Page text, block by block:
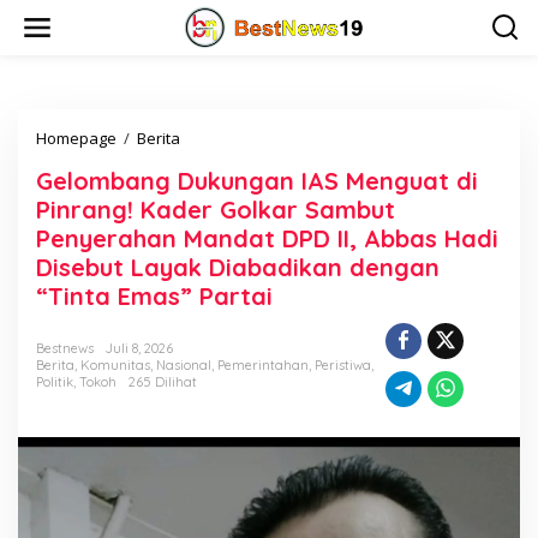
Homepage / Berita
l
o
m
b
a
n
k
g
Gelombang Dukungan IAS Menguat di
Pinrang! Kader Golkar Sambut
Penyerahan Mandat DPD II, Abbas Hadi
Disebut Layak Diabadikan dengan
“Tinta Emas” Partai
Bestnews
Juli 8, 2026
Berita, Komunitas, Nasional, Pemerintahan, Peristiwa,
Politik, Tokoh 265 Dilihat